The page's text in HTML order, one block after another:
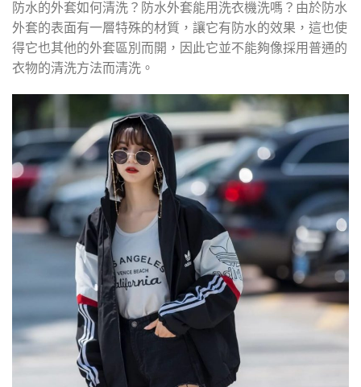
防水的外套如何清洗？防水外套能用洗衣機洗嗎？由於防水
外套的表面有一層特殊的材質，讓它有防水的效果，這也使
得它也其他的外套區別而開，因此它並不能夠像採用普通的
衣物的清洗方法而清洗。